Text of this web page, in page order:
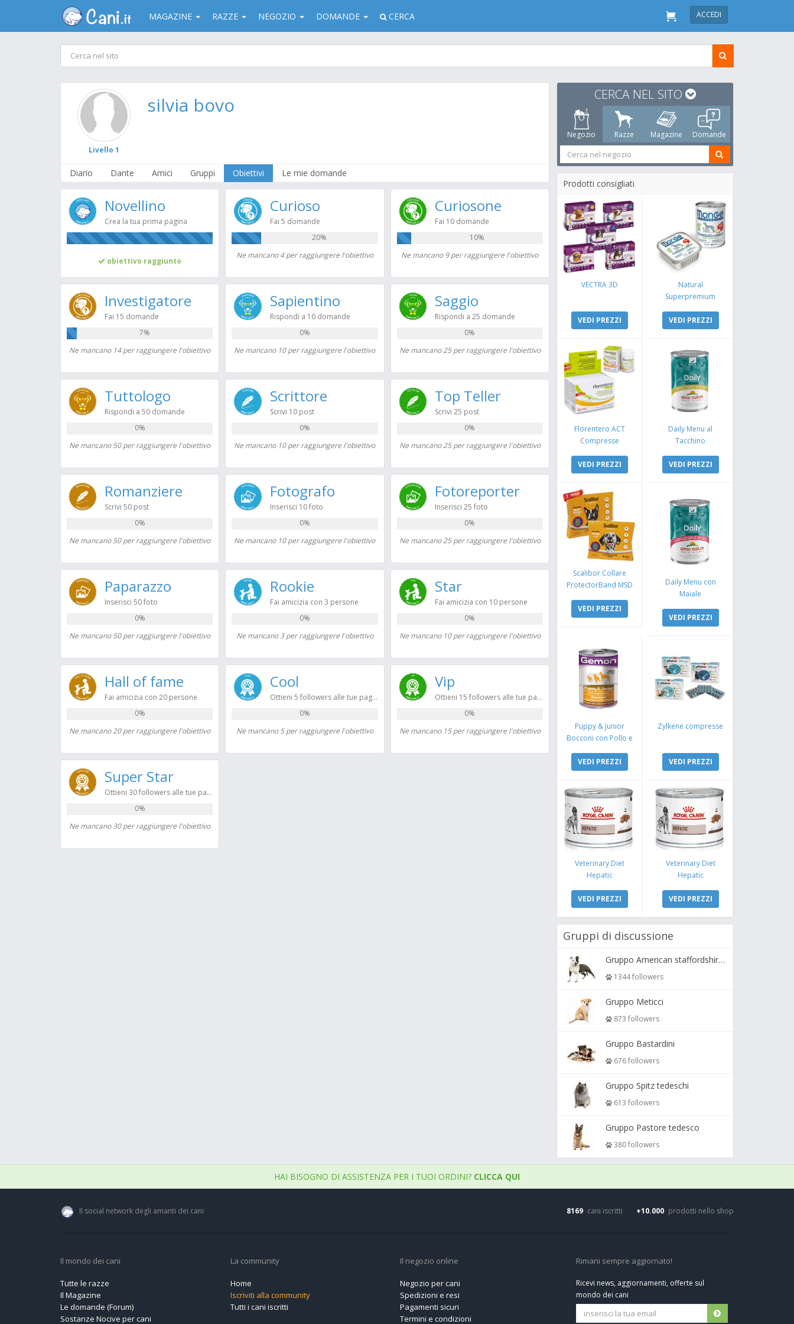
MAGAZINE RAZZE NEGOZIO DOMANDE CERCA ACCEDI
Livello 1
silvia bovo
Diario Dante Amici Gruppi Obiettivi Le mie domande
Novellino
Crea la tua prima pagina
obiettivo raggiunto
Curioso
Fai 5 domande
20%
Ne mancano 4 per raggiungere l'obiettivo
Curiosone
Fai 10 domande
10%
Ne mancano 9 per raggiungere l'obiettivo
Investigatore
Fai 15 domande
7%
Ne mancano 14 per raggiungere l'obiettivo
Sapientino
Rispondi a 10 domande
0%
Ne mancano 10 per raggiungere l'obiettivo
Saggio
Rispondi a 25 domande
0%
Ne mancano 25 per raggiungere l'obiettivo
Tuttologo
Rispondi a 50 domande
0%
Ne mancano 50 per raggiungere l'obiettivo
Scrittore
Scrivi 10 post
0%
Ne mancano 10 per raggiungere l'obiettivo
Top Teller
Scrivi 25 post
0%
Ne mancano 25 per raggiungere l'obiettivo
Romanziere
Scrivi 50 post
0%
Ne mancano 50 per raggiungere l'obiettivo
Fotografo
Inserisci 10 foto
0%
Ne mancano 10 per raggiungere l'obiettivo
Fotoreporter
Inserisci 25 foto
0%
Ne mancano 25 per raggiungere l'obiettivo
Paparazzo
Inserisci 50 foto
0%
Ne mancano 50 per raggiungere l'obiettivo
Rookie
Fai amicizia con 3 persone
0%
Ne mancano 3 per raggiungere l'obiettivo
Star
Fai amicizia con 10 persone
0%
Ne mancano 10 per raggiungere l'obiettivo
Hall of fame
Fai amicizia con 20 persone
0%
Ne mancano 20 per raggiungere l'obiettivo
Cool
Ottieni 5 followers alle tue pagine
0%
Ne mancano 5 per raggiungere l'obiettivo
Vip
Ottieni 15 followers alle tue pagine
0%
Ne mancano 15 per raggiungere l'obiettivo
Super Star
Ottieni 30 followers alle tue pagine
0%
Ne mancano 30 per raggiungere l'obiettivo
CERCA NEL SITO
Negozio Razze Magazine Domande
Prodotti consigliati
VECTRA 3D
VEDI PREZZI
Natural
Superpremium
Coniglio e Mela
VEDI PREZZI
Florentero ACT
Compresse
VEDI PREZZI
Daily Menu al
Tacchino
VEDI PREZZI
Scalibor Collare
ProtectorBand MSD
VEDI PREZZI
Daily Menu con
Maiale
VEDI PREZZI
Puppy & Junior
Bocconi con Pollo e
VEDI PREZZI
Zylkene compresse
VEDI PREZZI
Veterinary Diet
Hepatic
VEDI PREZZI
Veterinary Diet
Hepatic
VEDI PREZZI
Gruppi di discussione
Gruppo American staffordshire terrier ( amstaff, amastaff )
1344 followers
Gruppo Meticci
873 followers
Gruppo Bastardini
676 followers
Gruppo Spitz tedeschi
613 followers
Gruppo Pastore tedesco
380 followers
HAI BISOGNO DI ASSISTENZA PER I TUOI ORDINI? CLICCA QUI
Il social network degli amanti dei cani 8169 cani iscritti +10.000 prodotti nello shop
Il mondo dei cani
Tutte le razze
Il Magazine
Le domande (Forum)
Sostanze Nocive per cani
La community
Home
Iscriviti alla community
Tutti i cani iscritti
Il negozio online
Negozio per cani
Spedizioni e resi
Pagamenti sicuri
Termini e condizioni
Rimani sempre aggiornato!
Ricevi news, aggiornamenti, offerte sul
mondo dei cani